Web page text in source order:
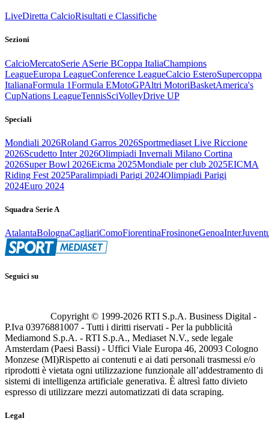
LiveDiretta CalcioRisultati e Classifiche
Sezioni
CalcioMercatoSerie ASerie BCoppa ItaliaChampions
LeagueEuropa LeagueConference LeagueCalcio EsteroSupercoppa
ItalianaFormula 1Formula EMotoGPAltri MotoriBasketAmerica's
CupNations LeagueTennisSciVolleyDrive UP
Speciali
Mondiali 2026Roland Garros 2026Sportmediaset Live Riccione
2026Scudetto Inter 2026Olimpiadi Invernali Milano Cortina
2026Super Bowl 2026Eicma 2025Mondiale per club 2025EICMA
Riding Fest 2025Paralimpiadi Parigi 2024Olimpiadi Parigi
2024Euro 2024
Squadra Serie A
AtalantaBolognaCagliariComoFiorentinaFrosinoneGenoaInter
Seguici su
Copyright © 1999-2026 RTI S.p.A. Business Digital -
P.Iva 03976881007 - Tutti i diritti riservati - Per la pubblicità
Mediamond S.p.A. - RTI S.p.A., Mediaset N.V., sede legale
Amsterdam (Paesi Bassi) - Uffici Viale Europa 46, 20093 Cologno
Monzese (MI)Rispetto ai contenuti e ai dati personali trasmessi e/o
riprodotti è vietata ogni utilizzazione funzionale all’addestramento di
sistemi di intelligenza artificiale generativa. È altresì fatto divieto
espresso di utilizzare mezzi automatizzati di data scraping.
Legal